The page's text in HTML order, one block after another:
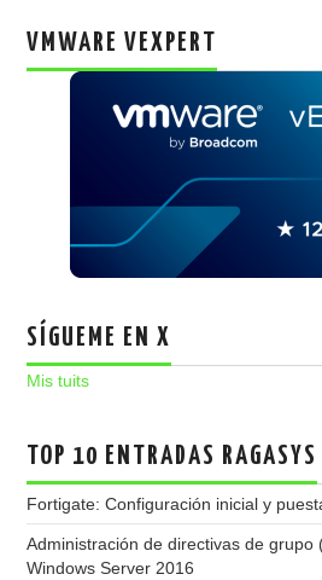
VMWARE VEXPERT
SÍGUEME EN X
Mis tuits
TOP 10 ENTRADAS RAGASYS
Fortigate: Configuración inicial y
Administración de directivas de grupo
Windows Server 2016